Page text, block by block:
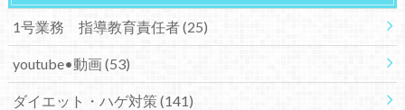
1号業務 指導教育責任者(25)
youtube•動画(53)
ダイエット・ハゲ対策(141)